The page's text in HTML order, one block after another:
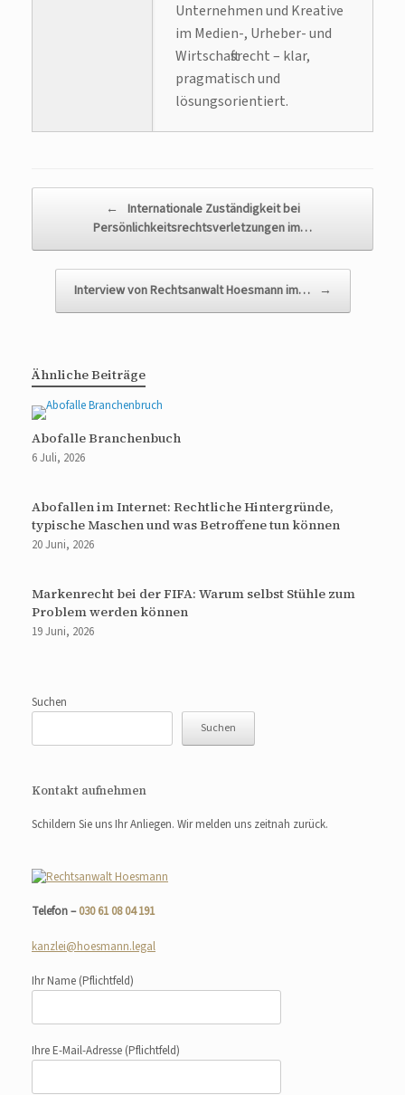
Unternehmen und Kreative
im Medien-, Urheber- und
Wirtschaftsrecht – klar,
pragmatisch und
lösungsorientiert.
← Internationale Zuständigkeit bei
Persönlichkeitsrechtsverletzungen im…
Interview von Rechtsanwalt Hoesmann im… →
Ähnliche Beiträge
Abofalle Branchenbuch
6 Juli, 2026
Abofallen im Internet: Rechtliche Hintergründe,
typische Maschen und was Betroffene tun können
20 Juni, 2026
Markenrecht bei der FIFA: Warum selbst Stühle zum
Problem werden können
19 Juni, 2026
Suchen
Suchen
Kontakt aufnehmen
Schildern Sie uns Ihr Anliegen. Wir melden uns zeitnah zurück.
Telefon –030 61 08 04 191
kanzlei@hoesmann.legal
Ihr Name (Pflichtfeld)
Ihre E-Mail-Adresse (Pflichtfeld)